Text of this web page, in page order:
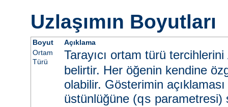
Uzlaşımın Boyutları
Boyut
Açıklama
Ortam
Türü
Tarayıcı ortam türü tercihlerini
belirtir. Her öğenin kendine
olabilir. Gösterimin
üstünlüğüne (qs parametresi)